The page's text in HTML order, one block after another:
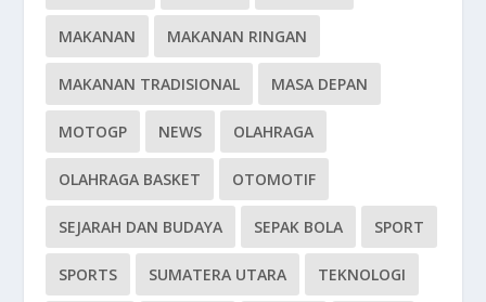
MAKANAN MAKANAN RINGAN
MAKANAN TRADISIONAL MASA DEPAN
MOTOGP NEWS OLAHRAGA
OLAHRAGA BASKET OTOMOTIF
SEJARAH DAN BUDAYA SEPAK BOLA SPORT
SPORTS SUMATERA UTARA TEKNOLOGI